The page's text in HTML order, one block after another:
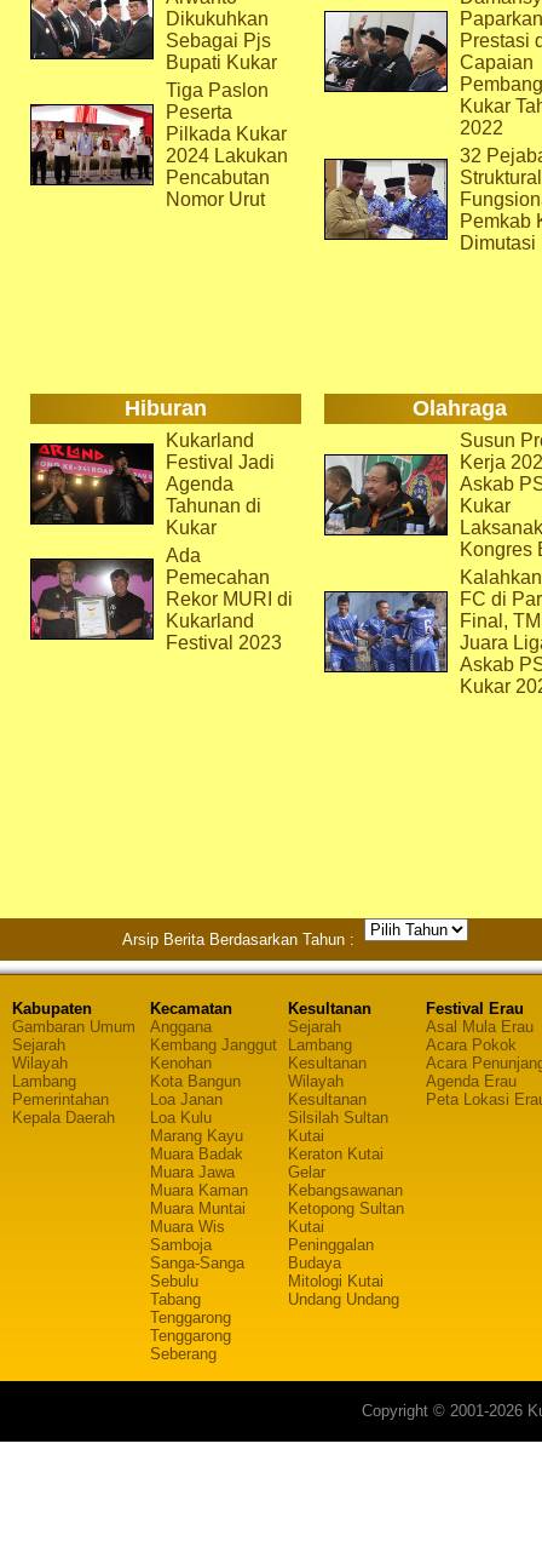
Dikukuhkan
Sebagai Pjs
Bupati Kukar
Tiga Paslon
Peserta
Pilkada Kukar
2024 Lakukan
Pencabutan
Nomor Urut
Paparkan
Prestasi
Capaian
Kukar
2022
32
Pemkab
Dimutasi
Hiburan Olahraga
Kukarland
Festival Jadi
Agenda
Tahunan di
Kukar
Ada
Pemecahan
Rekor MURI di
Kukarland
Festival 2023
Susun
Kerja
Askab
Kukar
Kongres
FC di
Final,
Juara
Askab
Kukar
Arsip Berita Berdasarkan Tahun :
Kabupaten
Gambaran Umum
Sejarah
Wilayah
Lambang
Pemerintahan
Kepala Daerah
Kecamatan
Anggana
Kembang Janggut
Kenohan
Kota Bangun
Loa Janan
Loa Kulu
Marang Kayu
Muara Badak
Muara Jawa
Muara Kaman
Muara Muntai
Muara Wis
Samboja
Sanga-Sanga
Sebulu
Tabang
Tenggarong
Tenggarong
Seberang
Kesultanan
Sejarah
Lambang
Kesultanan
Wilayah
Kesultanan
Silsilah Sultan
Kutai
Keraton Kutai
Gelar
Kebangsawanan
Ketopong Sultan
Kutai
Peninggalan
Budaya
Mitologi Kutai
Undang Undang
Festival Erau
Asal Mula Erau
Acara Pokok
Acara
Agenda Erau
Peta Lokasi
Copyright © 2001-2026